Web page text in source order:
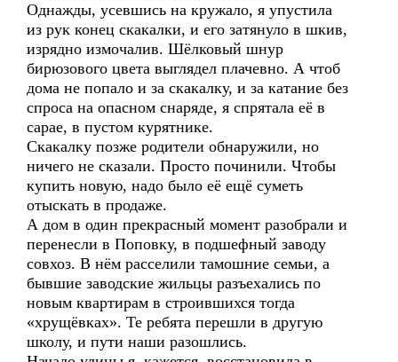
Однажды, усевшись на кружало, я упустила
из рук конец скакалки, и его затянуло в шкив,
изрядно измочалив. Шёлковый шнур
бирюзового цвета выглядел плачевно. А чтоб
дома не попало и за скакалку, и за катание без
спроса на опасном снаряде, я спрятала её в
сарае, в пустом курятнике.
Скакалку позже родители обнаружили, но
ничего не сказали. Просто починили. Чтобы
купить новую, надо было её ещё суметь
отыскать в продаже.
А дом в один прекрасный момент разобрали и
перенесли в Поповку, в подшефный заводу
совхоз. В нём расселили тамошние семьи, а
бывшие заводские жильцы разъехались по
новым квартирам в строившихся тогда
«хрущёвках». Те ребята перешли в другую
школу, и пути наши разошлись.